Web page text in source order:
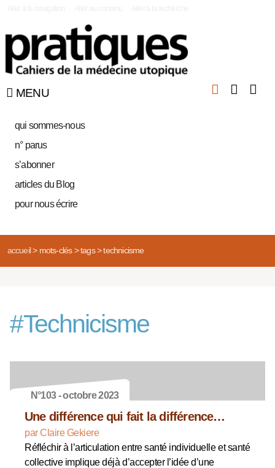
MENU
qui sommes-nous
n° parus
s’abonner
articles du Blog
pour nous écrire
accueil> mots-clés> tags> technicisme
#Technicisme
N°103 - octobre 2023
Une différence qui fait la différence…
par Claire Gekiere
Réfléchir à l’articulation entre santé individuelle et santé
collective implique déjà d’accepter l’idée d’une